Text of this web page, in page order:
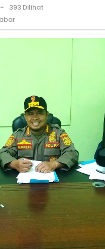
oleh
Redaksi
-
393 Dilihat